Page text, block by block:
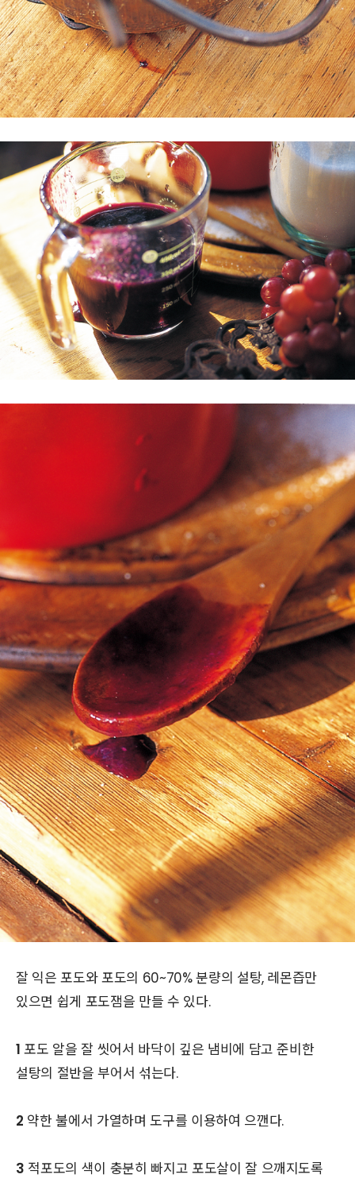
잘 익은 포도와 포도의 60~70% 분량의 설탕, 레몬즙만
있으면 쉽게 포도잼을 만들 수 있다.
1 포도 알을 잘 씻어서 바닥이 깊은 냄비에 담고 준비한
설탕의 절반을 부어서 섞는다.
2 약한 불에서 가열하며 도구를 이용하여 으깬다.
3 적포도의 색이 충분히 빠지고 포도살이 잘 으깨지도록